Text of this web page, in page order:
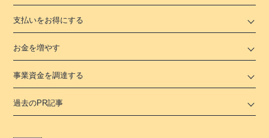
支払いをお得にする
お金を増やす
事業資金を調達する
過去のPR記事